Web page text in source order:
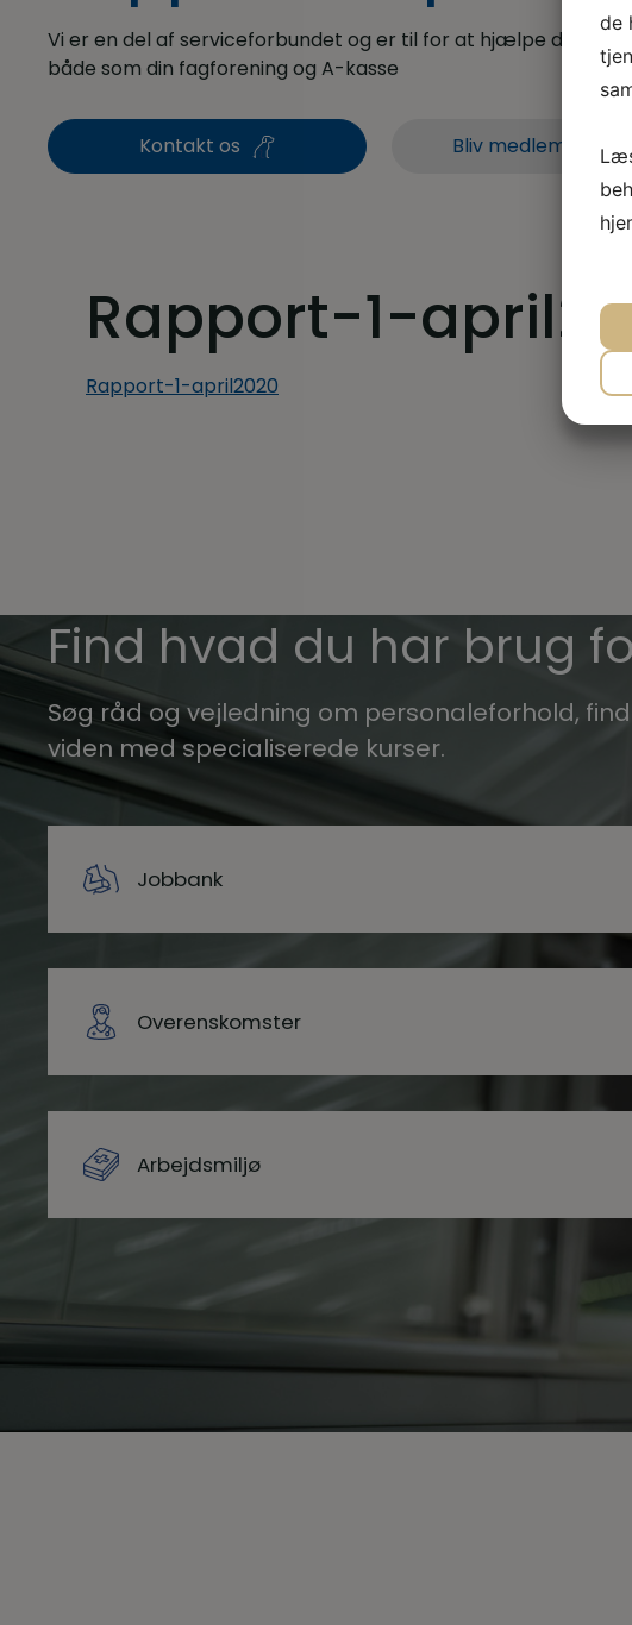
Vi er en del af serviceforbundet og er til for at hjælpe dig når
både som din fagforening og A-kasse
Kontakt os Bliv medlem i dag
Rapport-1-
Rapport-1-april2020
Find hvad du har brug
Søg råd og vejledning om personaleforhold,
viden med specialiserede kurser.
Jobbank
Overenskomster
Arbejdsmiljø
de